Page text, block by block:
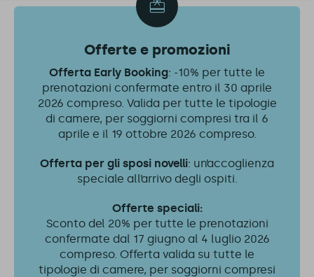
Offerte e promozioni
Offerta Early Booking: -10% per tutte le
prenotazioni confermate entro il 30 aprile
2026 compreso. Valida per tutte le tipologie
di camere, per soggiorni compresi tra il 6
aprile e il 19 ottobre 2026 compreso.
Offerta per gli sposi novelli: un’accoglienza
speciale all’arrivo degli ospiti.
Offerte speciali:
Sconto del 20% per tutte le prenotazioni
confermate dal 17 giugno al 4 luglio 2026
compreso. Offerta valida su tutte le
tipologie di camere, per soggiorni compresi